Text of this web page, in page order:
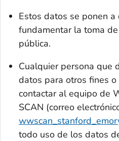
Estos datos se ponen a
fundamentar la toma
pública.
Cualquier persona que
datos para otros fines
contactar al equipo de
SCAN (correo
todo uso de los datos